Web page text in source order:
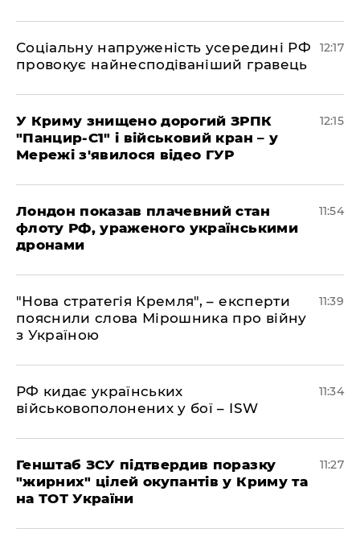
Соціальну напруженість усередині РФ
провокує найнесподіваніший гравець
12:17
У Криму знищено дорогий ЗРПК
"Панцир-С1" і військовий кран – у
Мережі з'явилося відео ГУР
12:15
Лондон показав плачевний стан
флоту РФ, ураженого українськими
дронами
11:54
"Нова стратегія Кремля", – експерти
пояснили слова Мірошника про війну
з Україною
11:39
РФ кидає українських
військовополонених у бої – ISW
11:34
Генштаб ЗСУ підтвердив поразку
"жирних" цілей окупантів у Криму та
на ТОТ України
11:27